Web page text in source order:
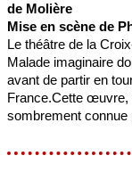
de Molière
Mise en scène de
Le théâtre de la
Malade imaginaire
avant de partir en
France.Cette œuvre,
sombrement connue